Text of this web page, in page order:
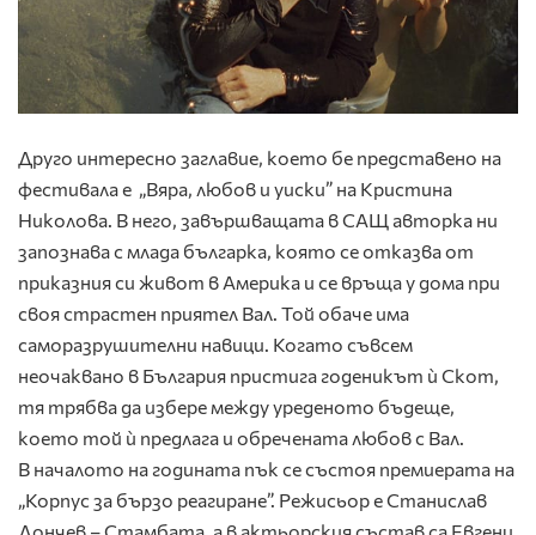
Друго интересно заглавие, което бе представено на
фестивала е „Вяра, любов и уиски” на Кристина
Николова. В него, завършващата в САЩ авторка ни
запознава с млада българка, която се отказва от
приказния си живот в Америка и се връща у дома при
своя страстен приятел Вал. Той обаче има
саморазрушителни навици. Когато съвсем
неочаквано в България пристига годеникът ù Скот,
тя трябва да избере между уреденото бъдеще,
което той ù предлага и обречената любов с Вал.
В началото на годината пък се състоя премиерата на
„Корпус за бързо реагиране”. Режисьор е Станислав